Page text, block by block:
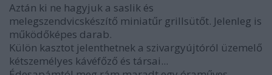
Aztán ki ne hagyjuk a saslik és
melegszendvicskészítő miniatűr grillsütőt. Jelenleg is
működőképes darab.
Külön kasztot jelenthetnek a szivargyújtóról üzemelő
kétszemélyes kávéfőző és társai...